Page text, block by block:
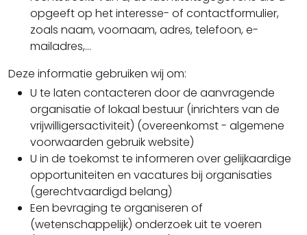
opgeeft op het interesse- of contactformulier,
zoals naam, voornaam, adres, telefoon, e-
mailadres,...
Deze informatie gebruiken wij om:
U te laten contacteren door de aanvragende
organisatie of lokaal bestuur (inrichters van de
vrijwilligersactiviteit) (overeenkomst - algemene
voorwaarden gebruik website)
U in de toekomst te informeren over gelijkaardige
opportuniteiten en vacatures bij organisaties
(gerechtvaardigd belang)
Een bevraging te organiseren of
(wetenschappelijk) onderzoek uit te voeren